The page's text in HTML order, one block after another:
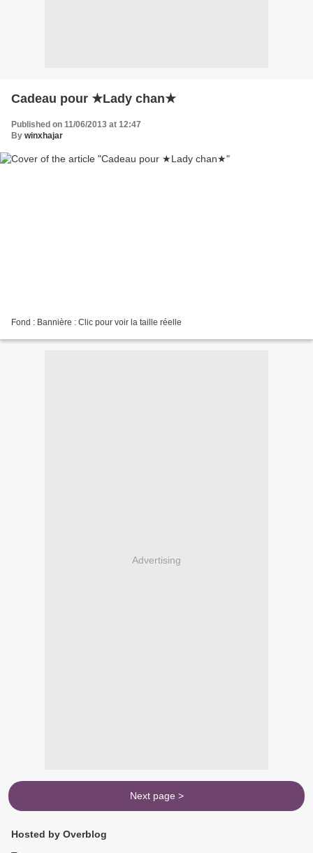
Cadeau pour ★Lady chan★
Published on 11/06/2013 at 12:47
By winxhajar
Fond : Bannière : Clic pour voir la taille réelle
Advertising
Next page >
Hosted by Overblog